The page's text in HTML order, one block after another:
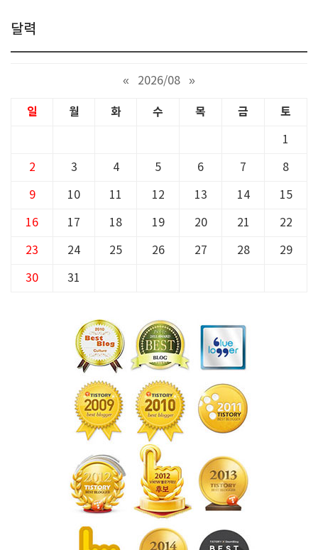
달력
« 2026/08 »
일 월 화 수 목 금 토
1
2 3 4 5 6 7 8
9 10 11 12 13 14 15
16 17 18 19 20 21 22
23 24 25 26 27 28 29
30 31